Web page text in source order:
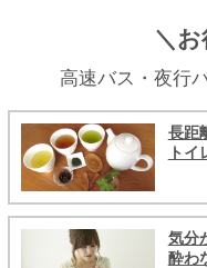
＼
高速バス・夜行
長距
トイ
気分
酔わ